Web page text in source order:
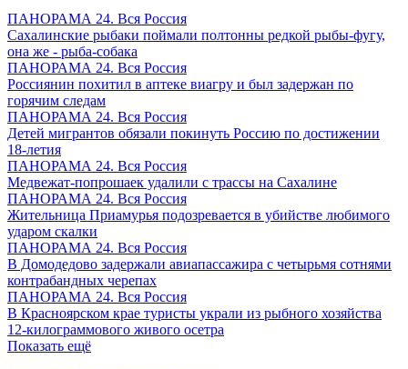
ПАНОРАМА 24. Вся Россия
Сахалинские рыбаки поймали полтонны редкой рыбы-фугу,
она же - рыба-собака
ПАНОРАМА 24. Вся Россия
Россиянин похитил в аптеке виагру и был задержан по
горячим следам
ПАНОРАМА 24. Вся Россия
Детей мигрантов обязали покинуть Россию по достижении
18-летия
ПАНОРАМА 24. Вся Россия
Медвежат-попрошаек удалили с трассы на Сахалине
ПАНОРАМА 24. Вся Россия
Жительница Приамурья подозревается в убийстве любимого
ударом скалки
ПАНОРАМА 24. Вся Россия
В Домодедово задержали авиапассажира с четырьмя сотнями
контрабандных черепах
ПАНОРАМА 24. Вся Россия
В Красноярском крае туристы украли из рыбного хозяйства
12-килограммового живого осетра
Показать ещё